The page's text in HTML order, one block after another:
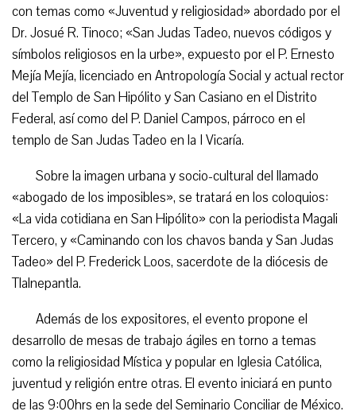
con temas como «Juventud y religiosidad» abordado por el
Dr. Josué R. Tinoco; «San Judas Tadeo, nuevos códigos y
símbolos religiosos en la urbe», expuesto por el P. Ernesto
Mejía Mejía, licenciado en Antropología Social y actual rector
del Templo de San Hipólito y San Casiano en el Distrito
Federal, así como del P. Daniel Campos, párroco en el
templo de San Judas Tadeo en la I Vicaría.
Sobre la imagen urbana y socio-cultural del llamado
«abogado de los imposibles», se tratará en los coloquios:
«La vida cotidiana en San Hipólito» con la periodista Magali
Tercero, y «Caminando con los chavos banda y San Judas
Tadeo» del P. Frederick Loos, sacerdote de la diócesis de
Tlalnepantla.
Además de los expositores, el evento propone el
desarrollo de mesas de trabajo ágiles en torno a temas
como la religiosidad Mística y popular en Iglesia Católica,
juventud y religión entre otras. El evento iniciará en punto
de las 9:00hrs en la sede del Seminario Conciliar de México.